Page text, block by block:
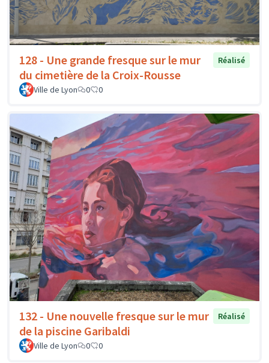
128 - Une grande fresque sur le mur
du cimetière de la Croix-Rousse
Réalisé
Ville de Lyon 0 0
132 - Une nouvelle fresque sur le mur
de la piscine Garibaldi
Réalisé
Ville de Lyon 0 0